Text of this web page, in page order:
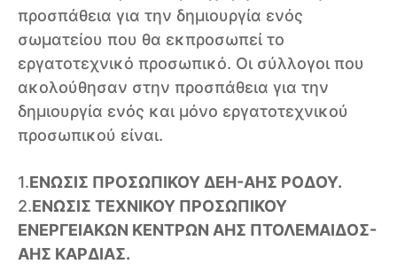
προσπάθεια για την δημιουργία ενός
σωματείου που θα εκπροσωπεί το
εργατοτεχνικό προσωπικό. Oι σύλλογοι που
ακολούθησαν στην προσπάθεια για την
δημιουργία ενός και μόνο εργατοτεχνικού
προσωπικού είναι.
1.ΕΝΩΣΙΣ ΠΡΟΣΩΠΙΚΟΥ ΔΕΗ-ΑΗΣ ΡΟΔΟΥ.
2.ΕΝΩΣΙΣ ΤΕΧΝΙΚΟΥ ΠΡΟΣΩΠΙΚΟΥ
ΕΝΕΡΓΕΙΑΚΩΝ ΚΕΝΤΡΩΝ ΑΗΣ ΠΤΟΛΕΜΑΙΔΟΣ-
ΑΗΣ ΚΑΡΔΙΑΣ.